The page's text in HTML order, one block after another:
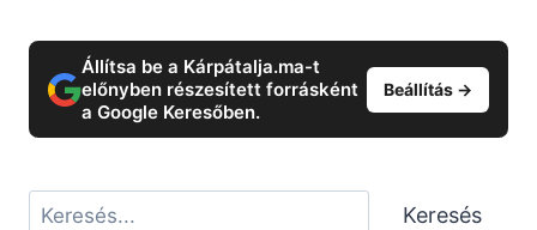
Állítsa be a Kárpátalja.ma-t
előnyben részesített forrásként
a Google Keresőben.
Beállítás →
Keresés Keresés